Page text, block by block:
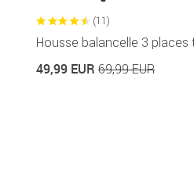
(11)
Housse balancelle 3 places
49,99 EUR 69,99 EUR